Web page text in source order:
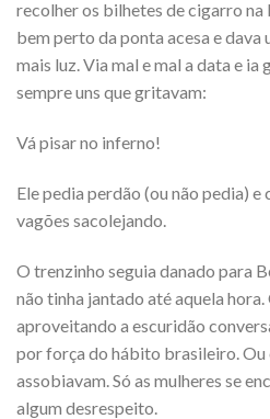
recolher os bilhetes de cigarro na
bem perto da ponta acesa e dava
mais luz. Via mal e mal a data e
sempre uns que gritavam:
Vá pisar no inferno!
Ele pedia perdão (ou não pedia) e
vagões sacolejando.
O trenzinho seguia danado para
não tinha jantado até aquela
aproveitando a escuridão
por força do hábito brasileiro. Ou
assobiavam. Só as mulheres se
algum desrespeito.